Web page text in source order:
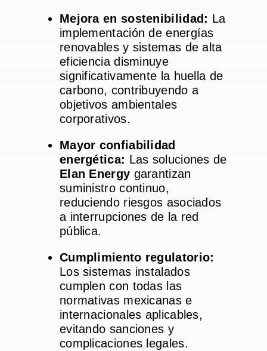
Mejora en sostenibilidad: La
implementación de energías
renovables y sistemas de alta
eficiencia disminuye
significativamente la huella de
carbono, contribuyendo a
objetivos ambientales
corporativos.
Mayor confiabilidad
energética: Las soluciones de
Elan Energy garantizan
suministro continuo,
reduciendo riesgos asociados
a interrupciones de la red
pública.
Cumplimiento regulatorio:
Los sistemas instalados
cumplen con todas las
normativas mexicanas e
internacionales aplicables,
evitando sanciones y
complicaciones legales.